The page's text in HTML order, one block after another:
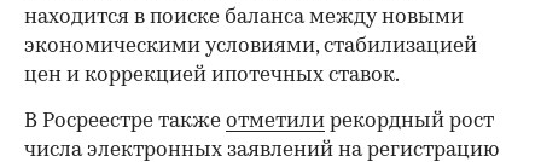
находится в поиске баланса между новыми
экономическими условиями, стабилизацией
цен и коррекцией ипотечных ставок.
В Росреестре также отметили рекордный рост
числа электронных заявлений на регистрацию